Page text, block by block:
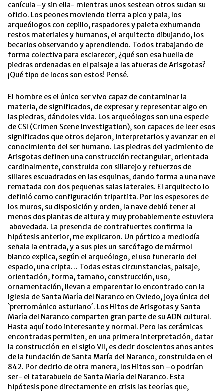
canícula –y sin ella- mientras unos sestean otros sudan su
oficio. Los peones moviendo tierra a pico y pala, los
arqueólogos con cepillo, raspadores y paleta exhumando
restos materiales y humanos, el arquitecto dibujando, los
becarios observando y aprendiendo. Todos trabajando de
forma colectiva para esclarecer, ¿qué son esa huella de
piedras ordenadas en el paisaje a las afueras de Arisgotas?
¡Qué tipo de locos son estos! Pensé.
El hombre es el único ser vivo capaz de contaminar la
materia, de significados, de expresar y representar algo en
las piedras, dándoles vida. Los arqueólogos son una especie
de CSI (Crimen Scene Investigation), son capaces de leer esos
significados que otros dejaron, interpretarlos y avanzar en el
conocimiento del ser humano. Las piedras del yacimiento de
Arisgotas definen una construcción rectangular, orientada
cardinalmente, construida con sillarejo y refuerzos de
sillares escuadrados en las esquinas, dando forma a una nave
rematada con dos pequeñas salas laterales. El arquitecto lo
definió como configuración tripartita. Por los espesores de
los muros, su disposición y orden, la nave debió tener al
menos dos plantas de altura y muy probablemente estuviera
abovedada. La presencia de contrafuertes confirma la
hipótesis anterior, me explicaron. Un pórtico a mediodía
señala la entrada, y a sus pies un sarcófago de mármol
blanco explica, según el arqueólogo, el uso funerario del
espacio, una cripta… Todas estas circunstancias, paisaje,
orientación, forma, tamaño, construcción, uso,
ornamentación, llevan a emparentar lo encontrado con la
Iglesia de Santa María del Naranco en Oviedo, joya única del
`prerrománico asturiano´. Los Hitos de Arisgotas y Santa
María del Naranco comparten gran parte de su ADN cultural.
Hasta aquí todo interesante y normal. Pero las cerámicas
encontradas permiten, en una primera interpretación, datar
la construcción en el siglo VII, es decir doscientos años antes
de la fundación de Santa María del Naranco, construida en el
842. Por decirlo de otra manera, los Hitos son –o podrían
ser- el tatarabuelo de Santa María del Naranco. Esta
hipótesis pone directamente en crisis las teorías que,